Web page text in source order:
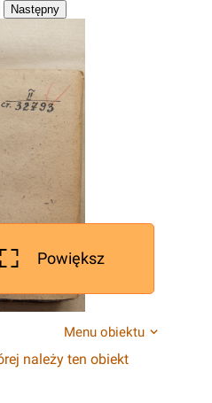
Powiększ
Menu obiektu
należy ten obiekt